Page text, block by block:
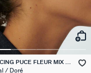
PUCE FLEUR MIX &
/ Doré